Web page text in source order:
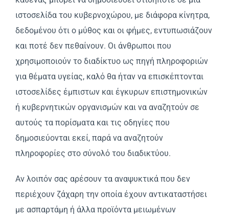
ιστοσελίδα του κυβερνοχώρου, με διάφορα κίνητρα,
δεδομένου ότι ο μύθος και οι φήμες, εντυπωσιάζουν
και ποτέ δεν πεθαίνουν. Οι άνθρωποι που
χρησιμοποιούν το διαδίκτυο ως πηγή πληροφοριών
για θέματα υγείας, καλό θα ήταν να επισκέπτονται
ιστοσελίδες έμπιστων και έγκυρων επιστημονικών
ή κυβερνητικών οργανισμών και να αναζητούν σε
αυτούς τα πορίσματα και τις οδηγίες που
δημοσιεύονται εκεί, παρά να αναζητούν
πληροφορίες στο σύνολό του διαδικτύου.
Αν λοιπόν σας αρέσουν τα αναψυκτικά που δεν
περιέχουν ζάχαρη την οποία έχουν αντικαταστήσει
με ασπαρτάμη ή άλλα προϊόντα μειωμένων